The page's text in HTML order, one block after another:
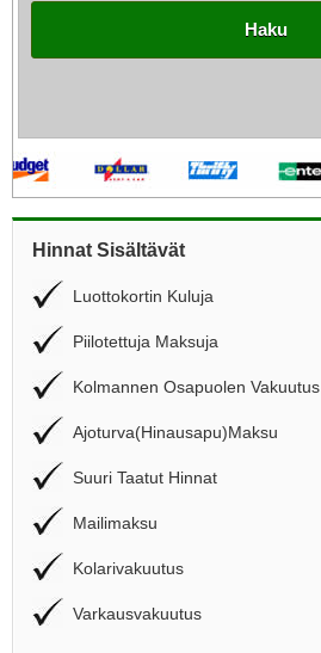
Haku
Hinnat Sisältävät
Luottokortin Kuluja
Piilotettuja Maksuja
Kolmannen Osapuolen Vakuutus
Ajoturva(Hinausapu)Maksu
Suuri Taatut Hinnat
Mailimaksu
Kolarivakuutus
Varkausvakuutus